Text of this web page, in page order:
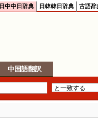
日中中日辞典 日韓韓日辞典 古語辞
中国語翻訳